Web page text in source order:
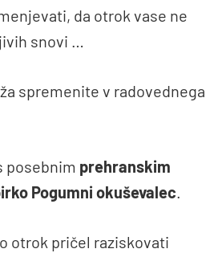
da otrok vase ne
snovi …
spremenite v radovednega
posebnim prehranskim
Pogumni okuševalec.
otrok pričel raziskovati